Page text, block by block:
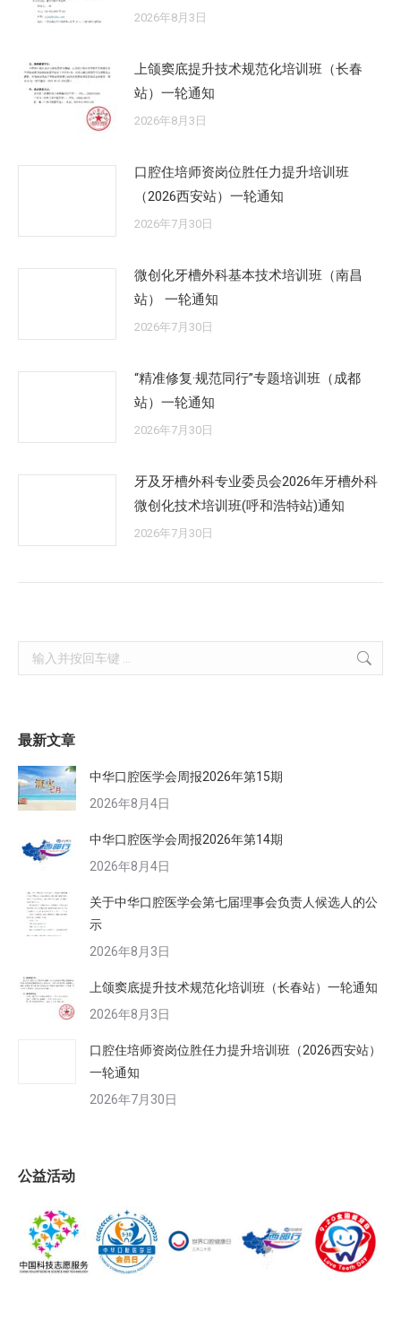
2026年8月3日
上颌窦底提升技术规范化培训班（长春
站）一轮通知
2026年8月3日
口腔住培师资岗位胜任力提升培训班
（2026西安站）一轮通知
2026年7月30日
微创化牙槽外科基本技术培训班（南昌
站） 一轮通知
2026年7月30日
“精准修复·规范同行”专题培训班（成都
站）一轮通知
2026年7月30日
牙及牙槽外科专业委员会2026年牙槽外科
微创化技术培训班(呼和浩特站)通知
2026年7月30日
Search:
最新文章
中华口腔医学会周报2026年第15期
2026年8月4日
中华口腔医学会周报2026年第14期
2026年8月4日
关于中华口腔医学会第七届理事会负责人候选人的公
示
2026年8月3日
上颌窦底提升技术规范化培训班（长春站）一轮通知
2026年8月3日
口腔住培师资岗位胜任力提升培训班（2026西安站）
一轮通知
2026年7月30日
公益活动